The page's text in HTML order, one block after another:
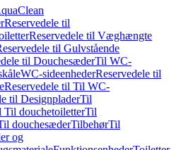
Reservedele til
Reservedele til Væghængte
til Gulvstående
til DouchesæderTil WC-
WC-sideenhederReservedele til
Reservedele til Til WC-
til DesignpladerTil
Til douchetoiletterTil
douchesæderTilbehørTil
og